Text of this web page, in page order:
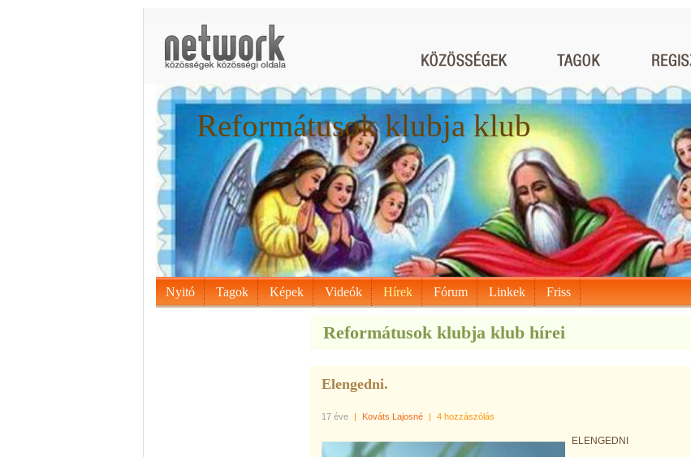
Reformátusok klubja klub
Nyitó Tagok Képek Videók Hírek Fórum Linkek Friss
Reformátusok klubja klub hírei
Elengedni.
17 éve | Kováts Lajosné | 4 hozzászólás
ELENGEDNI